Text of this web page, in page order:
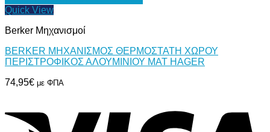
Quick View
Berker Μηχανισμοί
BERKER ΜΗΧΑΝΙΣΜΟΣ ΘΕΡΜΟΣΤΑΤΗ ΧΩΡΟΥ
ΠΕΡΙΣΤΡΟΦΙΚΟΣ ΑΛΟΥΜΙΝΙΟΥ ΜΑΤ HAGER
74,95€ με ΦΠΑ